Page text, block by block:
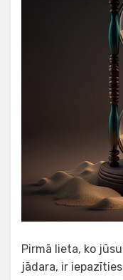
Pirmā lieta, ko
jādara, ir